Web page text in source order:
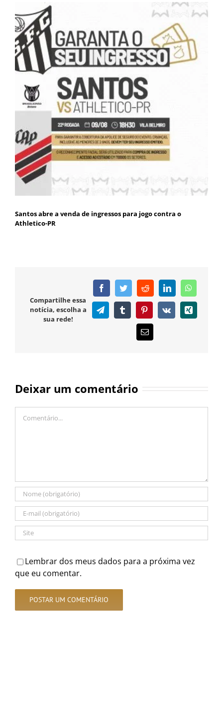
Santos abre a venda de ingressos para jogo contra o
Athletico-PR
Compartilhe essa
notícia, escolha a
sua rede!
FacebookTwitterRedditLinkedIn
TelegramTumblr PinterestVk Xing
E-
mail
Deixar um comentário
Lembrar dos meus dados para a próxima vez
que eu comentar.